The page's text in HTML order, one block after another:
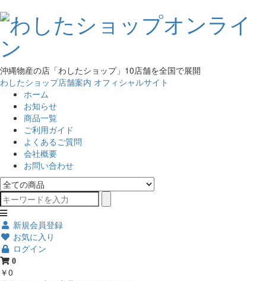
沖縄物産の店「わしたショップ」10店舗を全国で展開
わしたショップ店舗案内 オフィシャルサイト
ホーム
お知らせ
商品一覧
ご利用ガイド
よくあるご質問
会社概要
お問い合わせ
新規会員登録
お気に入り
ログイン
0
￥0